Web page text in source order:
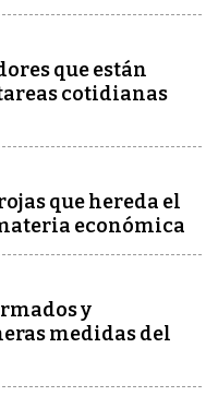
que están
cotidianas
que hereda el
económica
y
medidas del